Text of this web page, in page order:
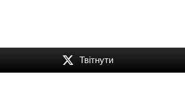
Твітнути